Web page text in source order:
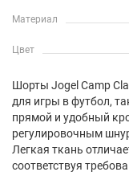
Материал
Цвет
Шорты Jogel Camp
для игры в футбол,
прямой и удобный
регулировочным
Легкая ткань
соответствуя